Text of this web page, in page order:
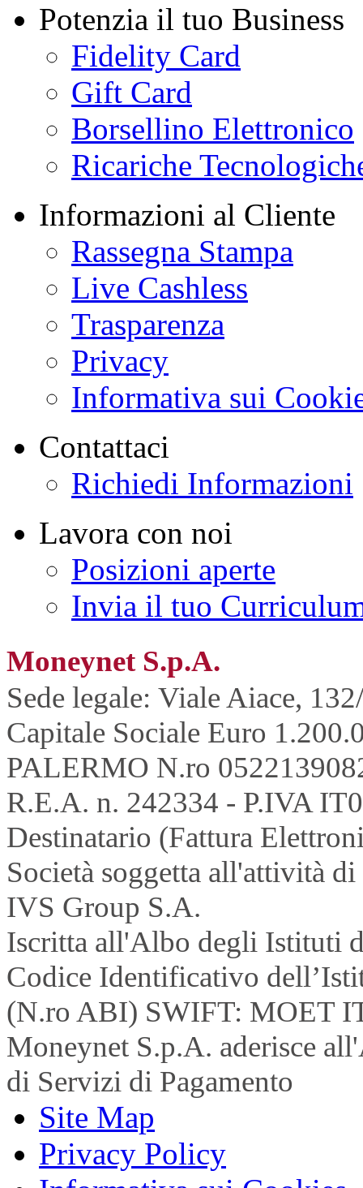
Potenzia il tuo Business
Fidelity Card
Gift Card
Borsellino Elettronico
Ricariche
Informazioni al Cliente
Rassegna Stampa
Live Cashless
Trasparenza
Privacy
Informativa sui
Contattaci
Richiedi Informazioni
Lavora con noi
Posizioni aperte
Invia il tuo
Moneynet S.p.A.
Sede legale: Viale Aiace,
Capitale Sociale Euro
PALERMO N.ro
R.E.A. n. 242334 - P.IVA
Destinatario (Fattura
Società soggetta all'attività
IVS Group S.A.
Iscritta all'Albo degli Istituti
Codice Identificativo
(N.ro ABI) SWIFT: MOET
Moneynet S.p.A. aderisce
di Servizi di Pagamento
Site Map
Privacy Policy